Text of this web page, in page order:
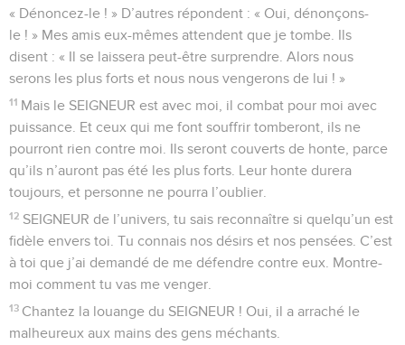
« Dénoncez-le ! » D’autres répondent : « Oui, dénonçons-
le ! » Mes amis eux-mêmes attendent que je tombe. Ils
disent : « Il se laissera peut-être surprendre. Alors nous
serons les plus forts et nous nous vengerons de lui ! »
11 Mais le SEIGNEUR est avec moi, il combat pour moi avec
puissance. Et ceux qui me font souffrir tomberont, ils ne
pourront rien contre moi. Ils seront couverts de honte, parce
qu’ils n’auront pas été les plus forts. Leur honte durera
toujours, et personne ne pourra l’oublier.
12 SEIGNEUR de l’univers, tu sais reconnaître si quelqu’un est
fidèle envers toi. Tu connais nos désirs et nos pensées. C’est
à toi que j’ai demandé de me défendre contre eux. Montre-
moi comment tu vas me venger.
13 Chantez la louange du SEIGNEUR ! Oui, il a arraché le
malheureux aux mains des gens méchants.